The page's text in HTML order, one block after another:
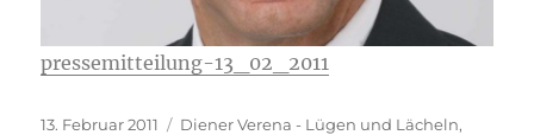
pressemitteilung-13_02_2011
Veröffentlicht
13. Februar 2011 Kategorien
Diener Verena - Lügen und Lächeln,